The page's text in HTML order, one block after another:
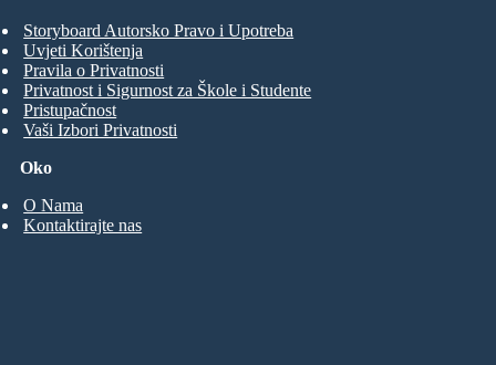
Oko
O Nama
Kontaktirajte nas
Storyboard Autorsko Pravo i Upotreba
Uvjeti Korištenja
Pravila o Privatnosti
Privatnost i Sigurnost za Škole i Studente
Pristupačnost
Vaši Izbori Privatnosti